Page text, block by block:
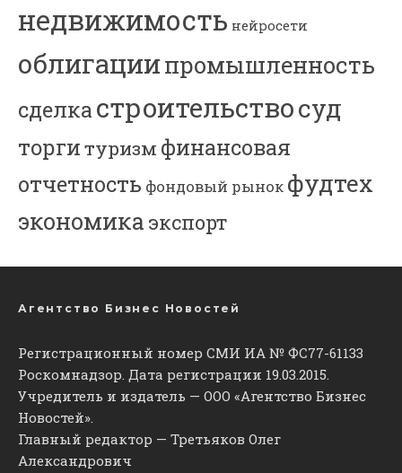
недвижимость нейросети
облигациипромышленность
сделкастроительствосуд
торгитуризм финансовая
отчетность фондовый рынок фудтех
экономика экспорт
Агентство Бизнес Новостей
Регистрационный номер СМИ ИА № ФС77-61133
Роскомнадзор. Дата регистрации 19.03.2015.
Учредитель и издатель — ООО «Агентство Бизнес
Новостей».
Главный редактор — Третьяков Олег
Александрович